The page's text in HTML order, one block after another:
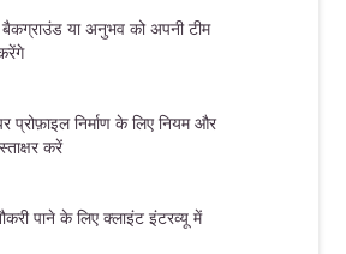
या अनुभव को अपनी टीम
प्रोफ़ाइल निर्माण के लिए नियम और
करें
पाने के लिए क्लाइंट इंटरव्यू में